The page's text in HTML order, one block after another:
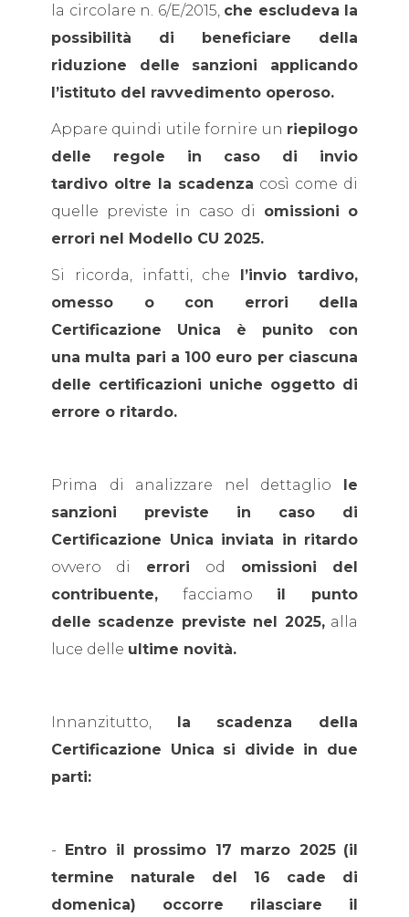
la circolare n. 6/E/2015, che escludeva la
possibilità di beneficiare della
riduzione delle sanzioni applicando
l’istituto del ravvedimento operoso.
Appare quindi utile fornire un riepilogo
delle regole in caso di invio
tardivo oltre la scadenza così come di
quelle previste in caso di omissioni o
errori nel Modello CU 2025.
Si ricorda, infatti, che l’invio tardivo,
omesso o con errori della
Certificazione Unica è punito con
una multa pari a 100 euro per ciascuna
delle certificazioni uniche oggetto di
errore o ritardo.
Prima di analizzare nel dettaglio le
sanzioni previste in caso di
Certificazione Unica inviata in ritardo
ovvero di errori od omissioni del
contribuente, facciamo il punto
delle scadenze previste nel 2025,alla
luce delle ultime novità.
Innanzitutto, la scadenza della
Certificazione Unica si divide in due
parti:
- Entro il prossimo 17 marzo 2025 (il
termine naturale del 16 cade di
domenica) occorre rilasciare il